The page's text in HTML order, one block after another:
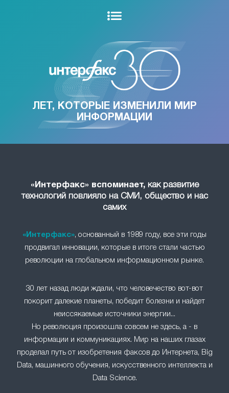
ЛЕТ, КОТОРЫЕ ИЗМЕНИЛИ МИР
ИНФОРМАЦИИ
«Интерфакс» вспоминает,как развитие
технологий повлияло на СМИ, общество и нас
самих
«Интерфакс», основанный в 1989 году, все эти годы
продвигал инновации, которые в итоге стали частью
революции на глобальном информационном рынке.
30 лет назад люди ждали, что человечество вот-вот
покорит далекие планеты, победит болезни и найдет
неиссякаемые источники энергии...
Но революция произошла совсем не здесь, а - в
информации и коммуникациях. Мир на наших глазах
проделал путь от изобретения факсов до Интернета, Big
Data, машинного обучения, искусственного интеллекта и
Data Science.